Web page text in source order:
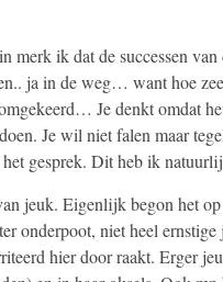
merk ik dat de successen
ja in de weg… want hoe
Je denkt omdat
Je wil niet falen maar
gesprek. Dit heb ik
jeuk. Eigenlijk begon het
onderpoot, niet heel
hier door raakt. Erger